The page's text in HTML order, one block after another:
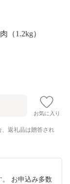
（1.2kg）
お気に入り
返礼品は贈答され
。 お申込み多数